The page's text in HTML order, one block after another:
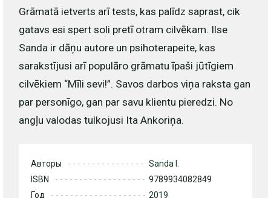
Grāmatā ietverts arī tests, kas palīdz saprast, cik
gatavs esi spert soli pretī otram cilvēkam. Ilse
Sanda ir dāņu autore un psihoterapeite, kas
sarakstījusi arī populāro grāmatu īpaši jūtīgiem
cilvēkiem “Mīli sevi!”. Savos darbos viņa raksta gan
par personīgo, gan par savu klientu pieredzi. No
angļu valodas tulkojusi Ita Ankoriņa.
Авторы
Sanda I.
ISBN
9789934082849
Год
2019